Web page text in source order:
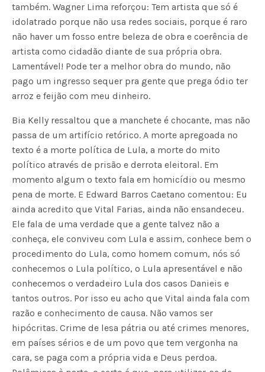
também. Wagner Lima reforçou: Tem artista que só é
idolatrado porque não usa redes sociais, porque é raro
não haver um fosso entre beleza de obra e coerência de
artista como cidadão diante de sua própria obra.
Lamentável! Pode ter a melhor obra do mundo, não
pago um ingresso sequer pra gente que prega ódio ter
arroz e feijão com meu dinheiro.
Bia Kelly ressaltou que a manchete é chocante, mas não
passa de um artifício retórico. A morte apregoada no
texto é a morte política de Lula, a morte do mito
político através de prisão e derrota eleitoral. Em
momento algum o texto fala em homicídio ou mesmo
pena de morte. E Edward Barros Caetano comentou: Eu
ainda acredito que Vital Farias, ainda não ensandeceu.
Ele fala de uma verdade que a gente talvez não a
conheça, ele conviveu com Lula e assim, conhece bem o
procedimento do Lula, como homem comum, nós só
conhecemos o Lula político, o Lula apresentável e não
conhecemos o verdadeiro Lula dos casos Danieis e
tantos outros. Por isso eu acho que Vital ainda fala com
razão e conhecimento de causa. Não vamos ser
hipócritas. Crime de lesa pátria ou até crimes menores,
em países sérios e de um povo que tem vergonha na
cara, se paga com a própria vida e Deus perdoa.